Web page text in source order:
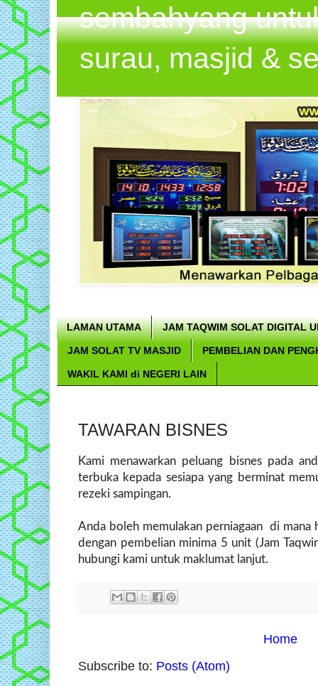
sembahyang
surau, masjid &
LAMAN UTAMA JAM TAQWIM SOLAT DIGITAL
JAM SOLAT TV MASJID PEMBELIAN DAN
WAKIL KAMI di NEGERI LAIN
TAWARAN BISNES
Kami menawarkan peluang bisnes pada
terbuka kepada sesiapa yang berminat
rezeki sampingan.
Anda boleh memulakan perniagaan di mana
dengan pembelian minima 5 unit (Jam
hubungi kami untuk maklumat lanjut.
Home
Subscribe to: Posts (Atom)